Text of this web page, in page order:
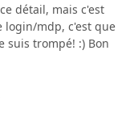
détail, mais c'est
login/mdp, c'est que
suis trompé! :) Bon